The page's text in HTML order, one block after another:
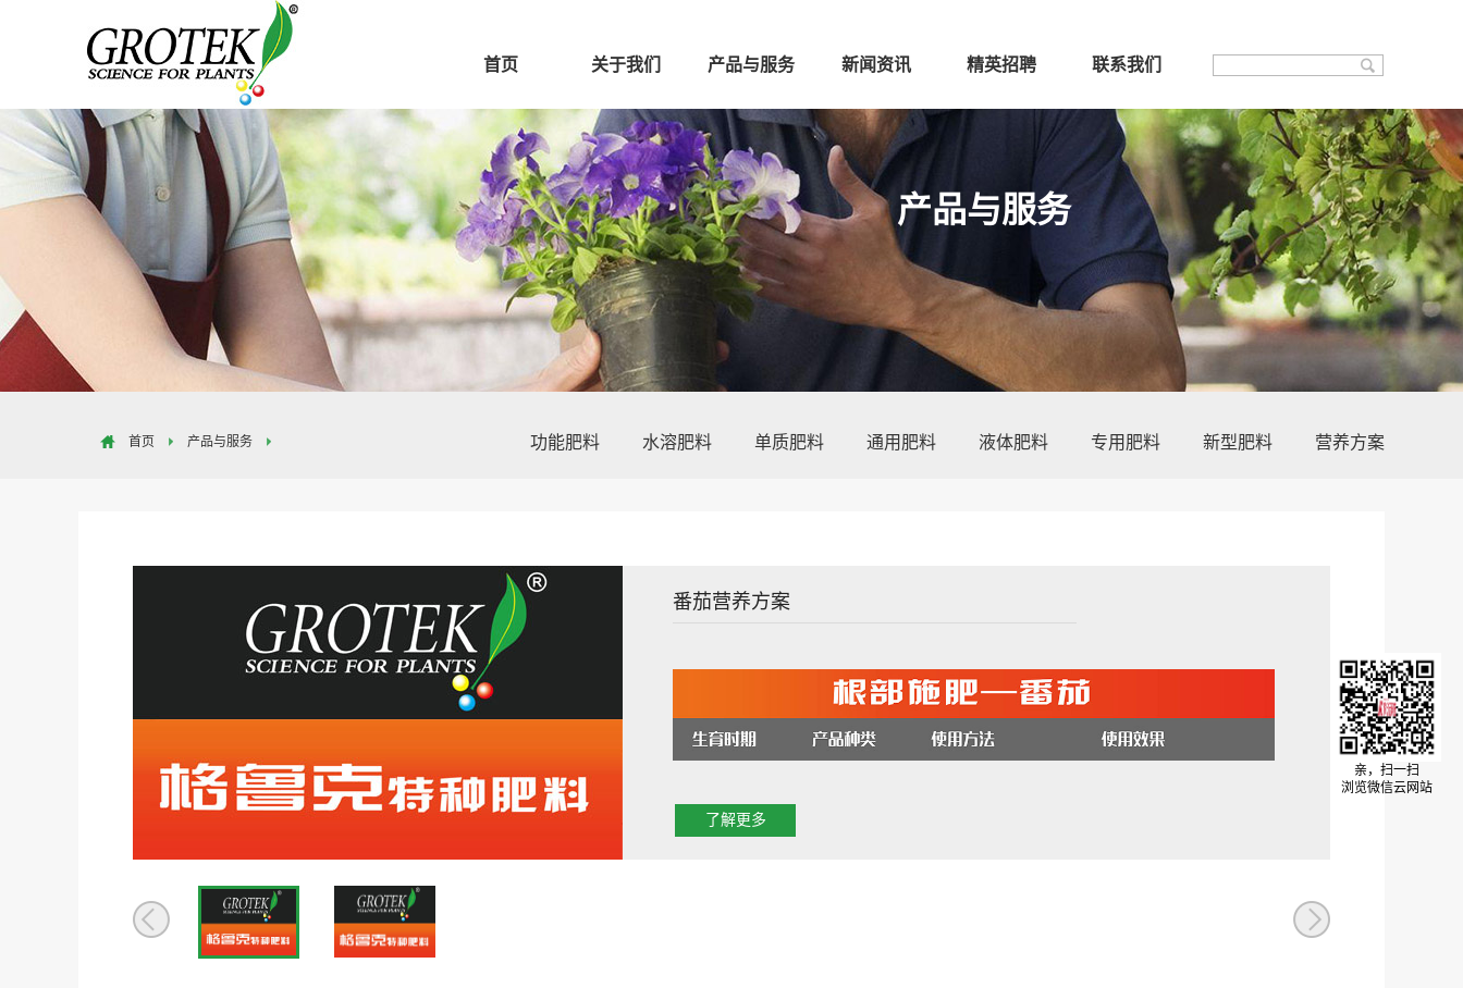
首页 关于我们 产品与服务 新闻资讯 精英招聘 联系我们
产品与服务
首页 产品与服务 功能肥料 水溶肥料 单质肥料 通用肥料 液体肥料 专用肥料 新型肥料 营养方案
番茄营养方案
了解更多
亲，扫一扫
浏览微信云网站